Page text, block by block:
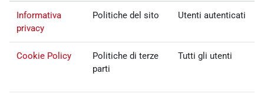
Informativa
privacy
Politiche del sito Utenti autenticati
Cookie Policy
Politiche di terze
parti
Tutti gli utenti